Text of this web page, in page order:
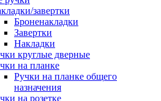
завертки
Броненакладки
Завертки
Накладки
круглые дверные
на планке
Ручки на планке общего
назначения
на розетке